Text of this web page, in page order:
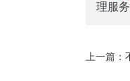
理服
上一篇：